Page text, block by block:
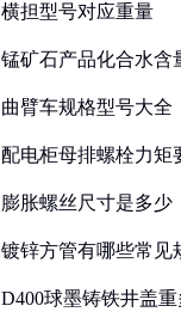
横担型号对应重量
锰矿石产品化合水含
曲臂车规格型号大全
配电柜母排螺栓力矩
膨胀螺丝尺寸是多少
镀锌方管有哪些常见
D400球墨铸铁井盖